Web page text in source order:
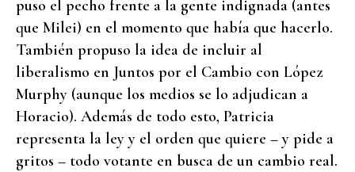
puso el pecho frente a la gente indignada (antes
que Milei) en el momento que había que hacerlo.
También propuso la idea de incluir al
liberalismo en Juntos por el Cambio con López
Murphy (aunque los medios se lo adjudican a
Horacio). Además de todo esto, Patricia
representa la ley y el orden que quiere – y pide a
gritos – todo votante en busca de un cambio real.